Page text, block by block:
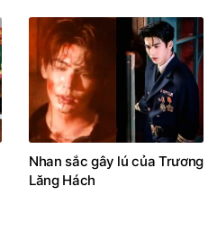
Nhan sắc gây lú của Trương
Lăng Hách